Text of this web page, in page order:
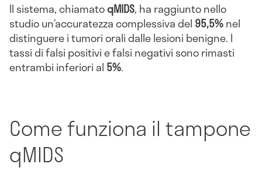
Il sistema, chiamatoqMIDS, ha raggiunto nello
studio un’accuratezza complessiva del 95,5%nel
distinguere i tumori orali dalle lesioni benigne. I
tassi di falsi positivi e falsi negativi sono rimasti
entrambi inferiori al 5%.
Come funziona il tampone
qMIDS